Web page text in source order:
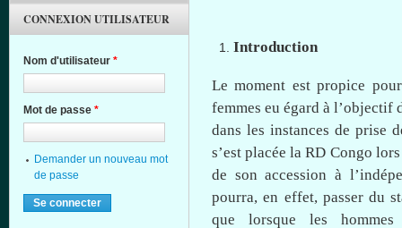
Introduction
Le moment est propice
femmeseu égard à l’objectif
dans les instances de prise
s’est placée la RD Congo lors
de son accessionà
pourra, en effet, passer du
que
lorsque les hommes
CONNEXION UTILISATEUR
Nom d'utilisateur *
Mot de passe *
Demander un nouveau mot
de passe